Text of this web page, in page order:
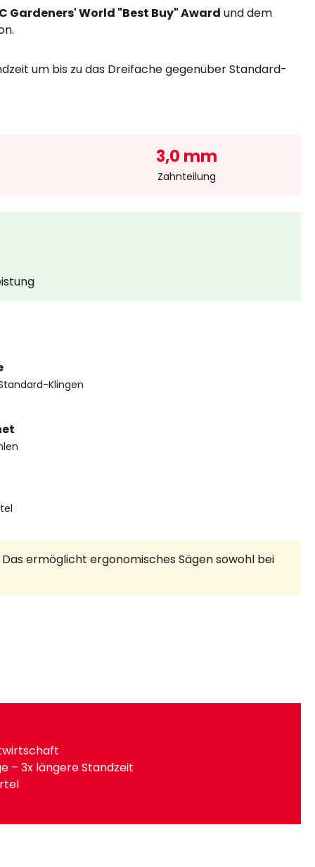
Gardeners' World "Best Buy" Award und dem
um bis zu das Dreifache gegenüber Standard-
3,0 mm
Zahnteilung
Klingen
ermöglicht ergonomisches Sägen sowohl bei
– 3x längere Standzeit